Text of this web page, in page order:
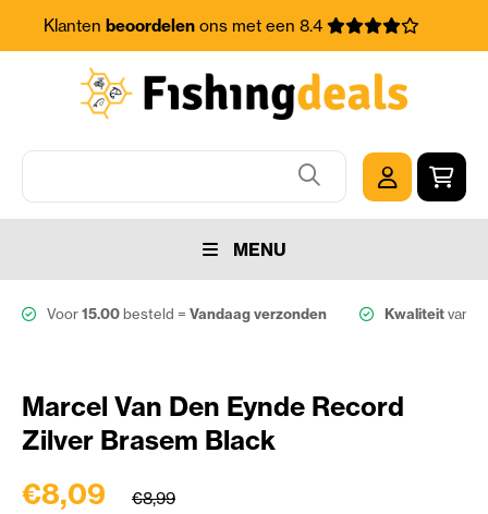
Klanten beoordelenons met een 8.4
MENU
Voor15.00besteld = Vandaag verzonden Kwaliteitvan
Marcel Van Den Eynde Record
Zilver Brasem Black
€8,09 €8,99